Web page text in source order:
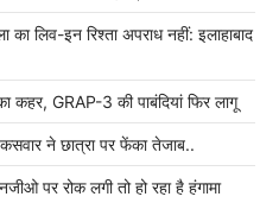
का लिव-इन रिश्ता अपराध नहीं: इलाहाबाद
कहर, GRAP-3 की पाबंदियां फिर लागू
ने छात्रा पर फेंका तेजाब..
पर रोक लगी तो हो रहा है हंगामा